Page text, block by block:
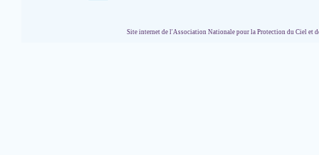
Site internet de l'Association Nationale pour la Protection du Ciel et de